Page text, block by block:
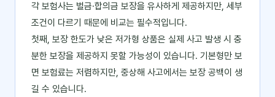
각 보험사는 벌금·합의금 보장을 유사하게 제공하지만, 세부
조건이 다르기 때문에 비교는 필수적입니다.
첫째, 보장 한도가 낮은 저가형 상품은 실제 사고 발생 시 충
분한 보장을 제공하지 못할 가능성이 있습니다. 기본형만 보
면 보험료는 저렴하지만, 중상해 사고에서는 보장 공백이 생
길 수 있습니다.